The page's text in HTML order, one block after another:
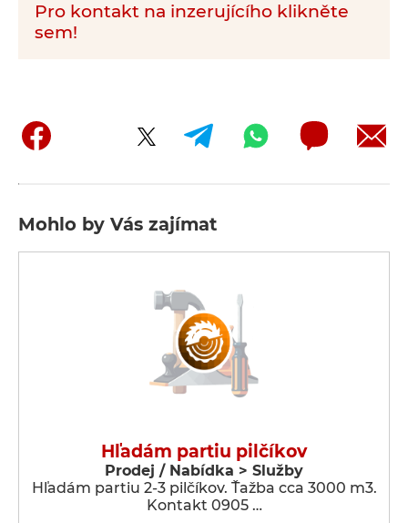
Pro kontakt na inzerujícího klikněte
sem!
Mohlo by Vás zajímat
Hľadám partiu pilčíkov
Prodej / Nabídka > Služby
Hľadám partiu 2-3 pilčíkov. Ťažba cca 3000 m3.
Kontakt 0905 …